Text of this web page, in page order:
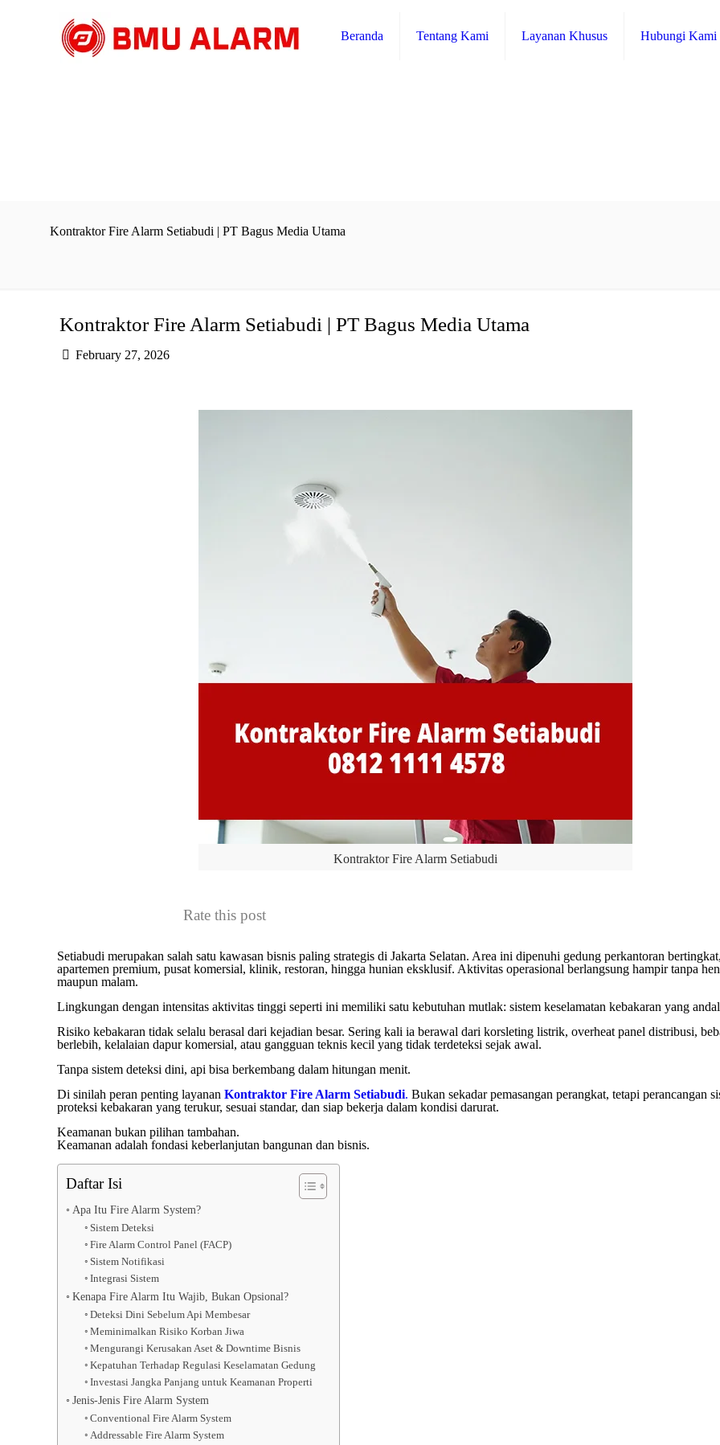
Beranda Tentang Kami Layanan Khusus Hubungi Kami
Kontraktor Fire Alarm Setiabudi | PT Bagus Media Utama
Kontraktor Fire Alarm Setiabudi | PT Bagus Media Utama
February 27, 2026
Kontraktor Fire Alarm Setiabudi
Rate this post
Setiabudi merupakan salah satu kawasan bisnis paling strategis di Jakarta Selatan. Area ini dipenuhi gedung perkantoran
apartemen premium, pusat komersial, klinik, restoran, hingga hunian eksklusif. Aktivitas operasional berlangsung hampir tanpa
maupun malam.
Lingkungan dengan intensitas aktivitas tinggi seperti ini memiliki satu kebutuhan mutlak: sistem keselamatan kebakaran yang
Risiko kebakaran tidak selalu berasal dari kejadian besar. Sering kali ia berawal dari korsleting listrik, overheat panel distribusi,
berlebih, kelalaian dapur komersial, atau gangguan teknis kecil yang tidak terdeteksi sejak awal.
Tanpa sistem deteksi dini, api bisa berkembang dalam hitungan menit.
Di sinilah peran penting layananKontraktor Fire Alarm Setiabudi. Bukan sekadar pemasangan perangkat, tetapi perancangan
proteksi kebakaran yang terukur, sesuai standar, dan siap bekerja dalam kondisi darurat.
Keamanan bukan pilihan tambahan.
Keamanan adalah fondasi keberlanjutan bangunan dan bisnis.
Daftar Isi
Apa Itu Fire Alarm System?
Sistem Deteksi
Fire Alarm Control Panel (FACP)
Sistem Notifikasi
Integrasi Sistem
Kenapa Fire Alarm Itu Wajib, Bukan Opsional?
Deteksi Dini Sebelum Api Membesar
Meminimalkan Risiko Korban Jiwa
Mengurangi Kerusakan Aset & Downtime Bisnis
Kepatuhan Terhadap Regulasi Keselamatan Gedung
Investasi Jangka Panjang untuk Keamanan Properti
Jenis-Jenis Fire Alarm System
Conventional Fire Alarm System
Addressable Fire Alarm System